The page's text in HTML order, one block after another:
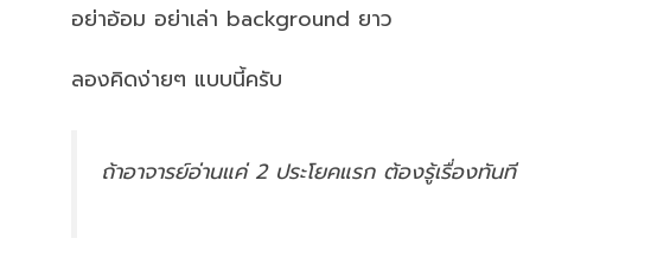
อย่าอ้อม อย่าเล่า background ยาว
ลองคิดง่ายๆ แบบนี้ครับ
ถ้าอาจารย์อ่านแค่ 2 ประโยคแรก ต้องรู้เรื่องทันที